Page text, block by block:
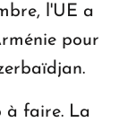
l'UE a
pour
à faire. La